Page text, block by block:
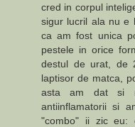
cred in corpul
sigur lucril ala nu e
ca am fost unica
pestele in orice
destul de urat, de
laptisor de matca,
asta am dat si
antiinflamatorii si
"combo" ii zic eu: